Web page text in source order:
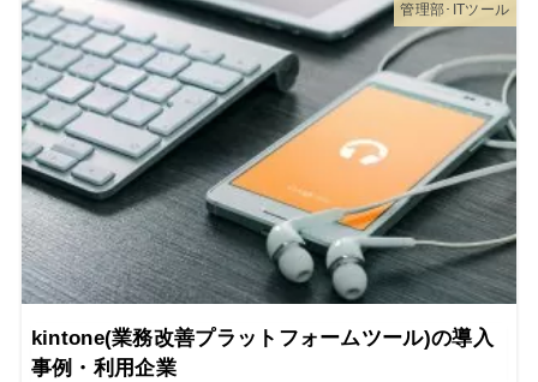
管理部･ITツール
kintone(業務改善プラットフォームツール)の導入
事例・利用企業